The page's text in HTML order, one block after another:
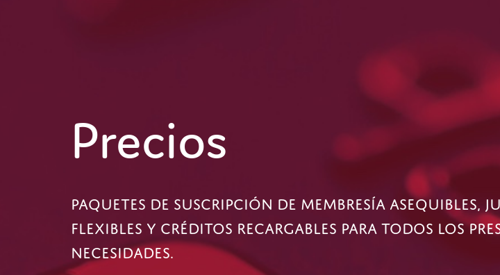
Precios
PAQUETES DE SUSCRIPCIÓN DE MEMBRESÍA ASEQUIBLES,
FLEXIBLES Y CRÉDITOS RECARGABLES PARA TODOS LOS
NECESIDADES.